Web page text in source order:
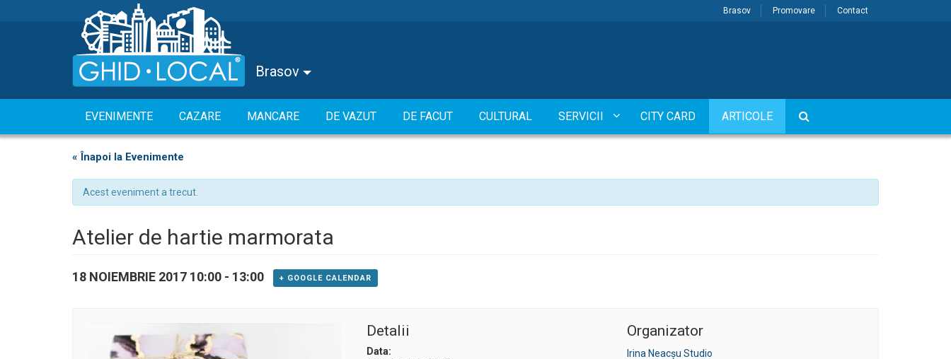
Brasov Promovare Contact
Brasov
EVENIMENTE CAZARE MANCARE DE VAZUT DE FACUT CULTURAL SERVICII CITY CARD ARTICOLE
« Înapoi la Evenimente
Acest eveniment a trecut.
Atelier de hartie marmorata
18 NOIEMBRIE 2017 10:00 - 13:00 + GOOGLE CALENDAR
Detalii
Data:
Organizator
Irina Neacșu Studio